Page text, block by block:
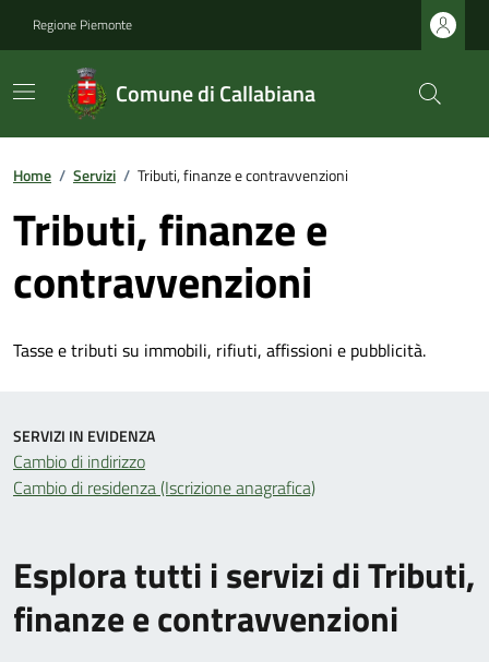
Regione Piemonte
Comune di Callabiana
Home / Servizi / Tributi, finanze e contravvenzioni
Tributi, finanze e
contravvenzioni
Tasse e tributi su immobili, rifiuti, affissioni e pubblicità.
Esplora tutti i servizi di Tributi,
finanze e contravvenzioni
SERVIZI IN EVIDENZA
Cambio di indirizzo
Cambio di residenza (Iscrizione anagrafica)